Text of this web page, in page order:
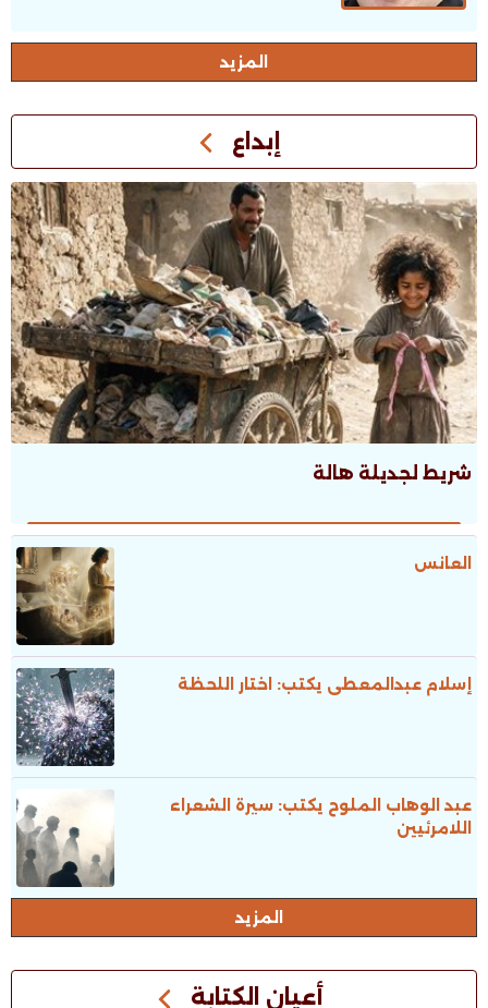
اﻟﻤﺰﻳﺪ
إبداع
شريط لجديلة هالة
العانس
إسلام عبدالمعطى يكتب: اختار اللحظة
عبد الوهاب الملوح يكتب: سيرة الشعراء
اللامرئيين
المزيد
أعيان الكتابة